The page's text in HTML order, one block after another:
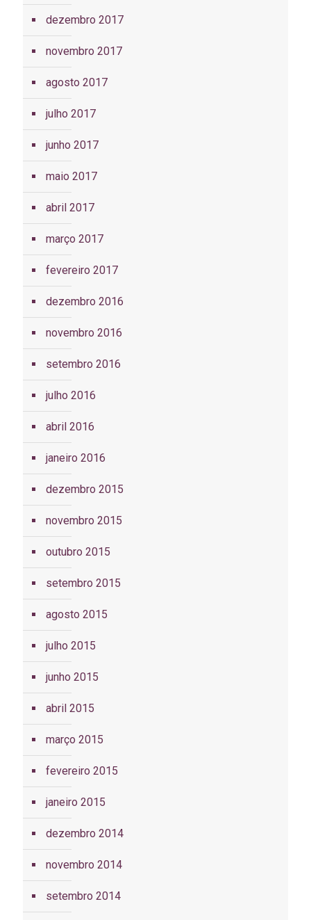
dezembro 2017
novembro 2017
agosto 2017
julho 2017
junho 2017
maio 2017
abril 2017
março 2017
fevereiro 2017
dezembro 2016
novembro 2016
setembro 2016
julho 2016
abril 2016
janeiro 2016
dezembro 2015
novembro 2015
outubro 2015
setembro 2015
agosto 2015
julho 2015
junho 2015
abril 2015
março 2015
fevereiro 2015
janeiro 2015
dezembro 2014
novembro 2014
setembro 2014